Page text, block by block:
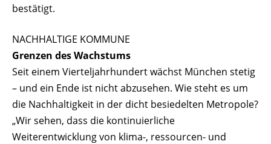
bestätigt.
NACHHALTIGE KOMMUNE
Grenzen des Wachstums
Seit einem Vierteljahrhundert wächst München stetig
– und ein Ende ist nicht abzusehen. Wie steht es um
die Nachhaltigkeit in der dicht besiedelten Metropole?
„Wir sehen, dass die kontinuierliche
Weiterentwicklung von klima-, ressourcen- und